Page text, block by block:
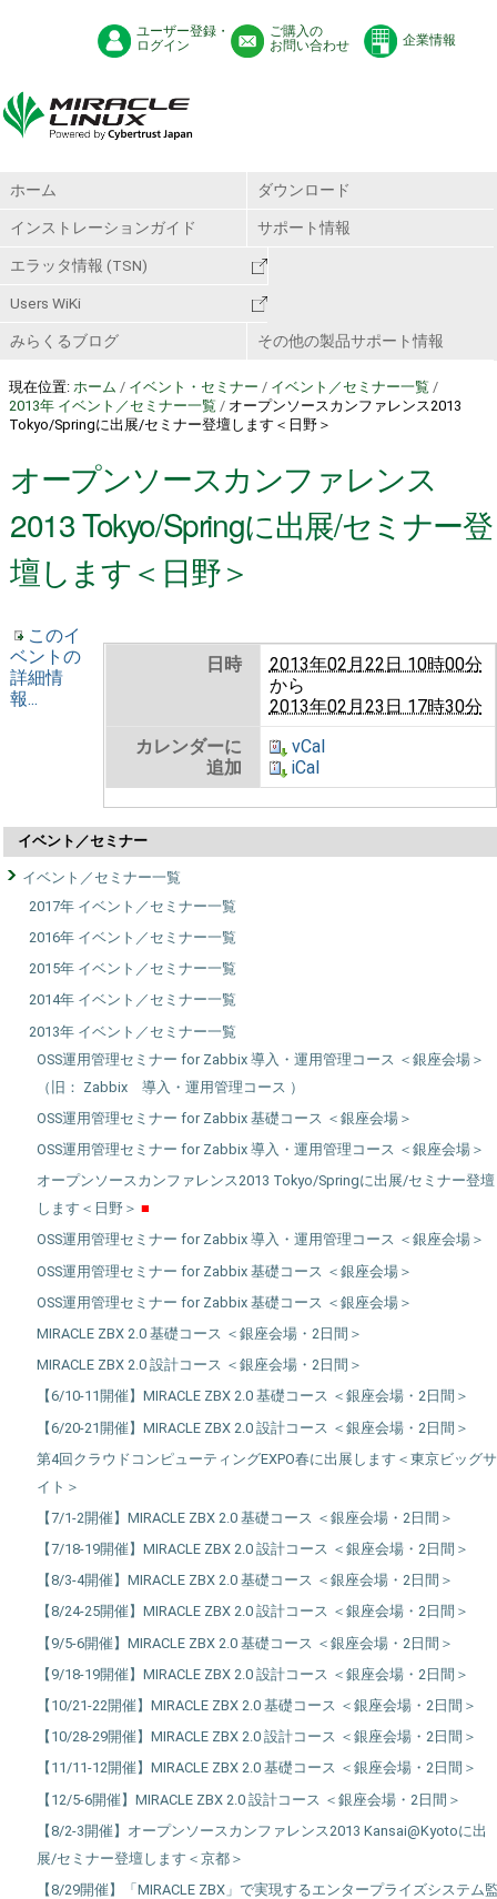
ユーザー登録・
ログイン
ご購入の
お問い合わせ
企業情報
ホーム ダウンロード
インストレーションガイド サポート情報
エラッタ情報 (TSN)
Users WiKi
みらくるブログ その他の製品サポート情報
現在位置: ホーム / イベント・セミナー / イベント／セミナー一覧 /
2013年 イベント／セミナー一覧 / オープンソースカンファレンス2013
Tokyo/Springに出展/セミナー登壇します＜日野＞
オープンソースカンファレンス
2013 Tokyo/Springに出展/セミナー登
壇します＜日野＞
日時
2013年02月22日 10時00分
から
2013年02月23日 17時30分
カレンダーに
追加
vCal
iCal
このイ
ベントの
詳細情
報...
イベント／セミナー
イベント／セミナー一覧
2017年 イベント／セミナー一覧
2016年 イベント／セミナー一覧
2015年 イベント／セミナー一覧
2014年 イベント／セミナー一覧
2013年 イベント／セミナー一覧
OSS運用管理セミナー for Zabbix 導入・運用管理コース ＜銀座会場＞
（旧： Zabbix 導入・運用管理コース ）
OSS運用管理セミナー for Zabbix 基礎コース ＜銀座会場＞
OSS運用管理セミナー for Zabbix 導入・運用管理コース ＜銀座会場＞
オープンソースカンファレンス2013 Tokyo/Springに出展/セミナー登壇
します＜日野＞
OSS運用管理セミナー for Zabbix 導入・運用管理コース ＜銀座会場＞
OSS運用管理セミナー for Zabbix 基礎コース ＜銀座会場＞
OSS運用管理セミナー for Zabbix 基礎コース ＜銀座会場＞
MIRACLE ZBX 2.0 基礎コース ＜銀座会場・2日間＞
MIRACLE ZBX 2.0 設計コース ＜銀座会場・2日間＞
【6/10-11開催】MIRACLE ZBX 2.0 基礎コース ＜銀座会場・2日間＞
【6/20-21開催】MIRACLE ZBX 2.0 設計コース ＜銀座会場・2日間＞
第4回クラウドコンピューティングEXPO春に出展します＜東京ビッグサ
イト＞
【7/1-2開催】MIRACLE ZBX 2.0 基礎コース ＜銀座会場・2日間＞
【7/18-19開催】MIRACLE ZBX 2.0 設計コース ＜銀座会場・2日間＞
【8/3-4開催】MIRACLE ZBX 2.0 基礎コース ＜銀座会場・2日間＞
【8/24-25開催】MIRACLE ZBX 2.0 設計コース ＜銀座会場・2日間＞
【9/5-6開催】MIRACLE ZBX 2.0 基礎コース ＜銀座会場・2日間＞
【9/18-19開催】MIRACLE ZBX 2.0 設計コース ＜銀座会場・2日間＞
【10/21-22開催】MIRACLE ZBX 2.0 基礎コース ＜銀座会場・2日間＞
【10/28-29開催】MIRACLE ZBX 2.0 設計コース ＜銀座会場・2日間＞
【11/11-12開催】MIRACLE ZBX 2.0 基礎コース ＜銀座会場・2日間＞
【12/5-6開催】MIRACLE ZBX 2.0 設計コース ＜銀座会場・2日間＞
【8/2-3開催】オープンソースカンファレンス2013 Kansai@Kyotoに出
展/セミナー登壇します＜京都＞
【8/29開催】「MIRACLE ZBX」で実現するエンタープライズシステム